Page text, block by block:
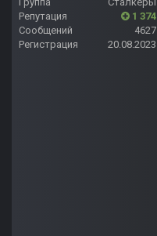
Репутация
1 374
Сообщений
4627
Регистрация
20.08.2023